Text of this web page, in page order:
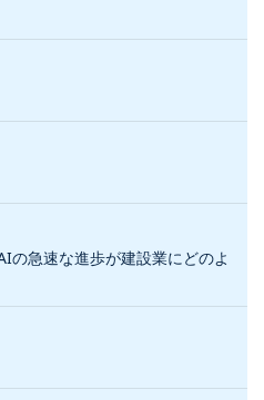
の急速な進歩が建設業にどのよ